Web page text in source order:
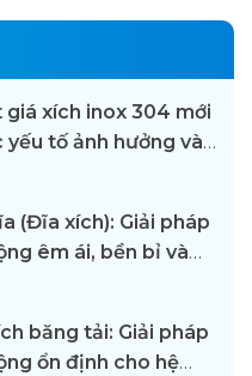
giá xích inox 304 mới
yếu tố ảnh hưởng và
(Đĩa xích): Giải pháp
êm ái, bền bỉ và
băng tải: Giải pháp
ổn định cho hệ